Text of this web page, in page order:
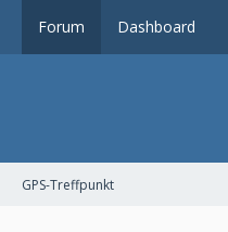
Forum Dashboard
GPS-Treffpunkt